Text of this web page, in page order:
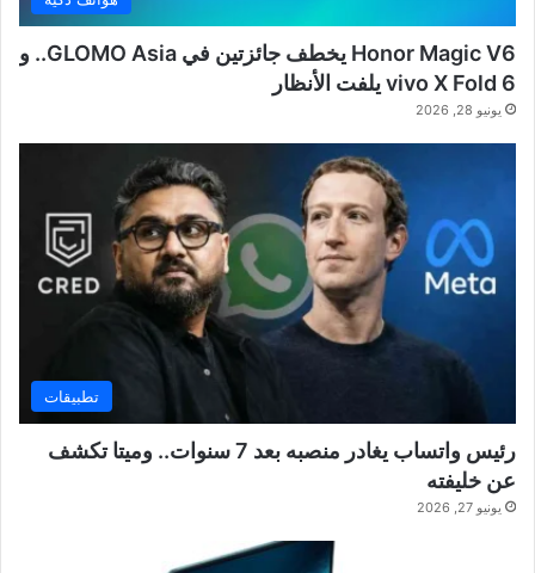
Honor Magic V6 يخطف جائزتين في GLOMO Asia.. و
vivo X Fold 6 يلفت الأنظار
يونيو 28, 2026
تطبيقات
رئيس واتساب يغادر منصبه بعد 7 سنوات.. وميتا تكشف
عن خليفته
يونيو 27, 2026